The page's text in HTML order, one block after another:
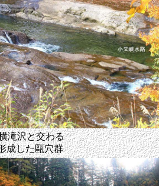
滝沢と交わる
成した甌穴群